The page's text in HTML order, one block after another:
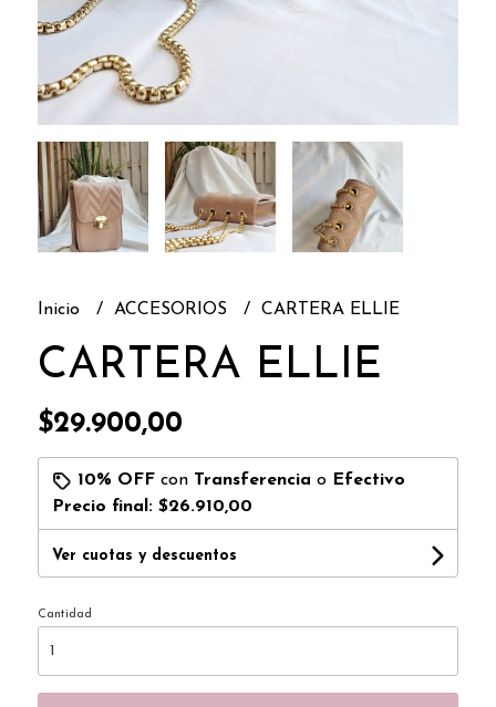
Inicio ACCESORIOS CARTERA ELLIE
CARTERA ELLIE
$29.900,00
10% OFFcon Transferencia o Efectivo
Precio final: $26.910,00
Ver cuotas y descuentos
Cantidad